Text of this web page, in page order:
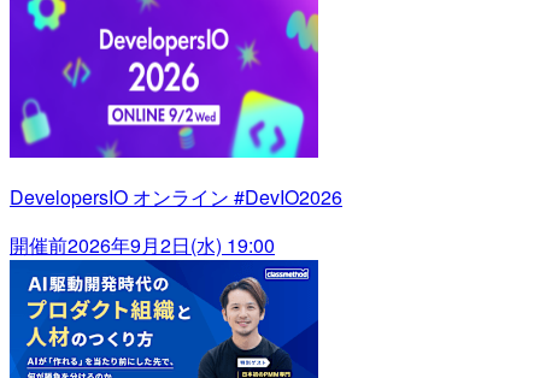
DevelopersIO オンライン #DevIO2026
開催前2026年9月2日(水) 19:00